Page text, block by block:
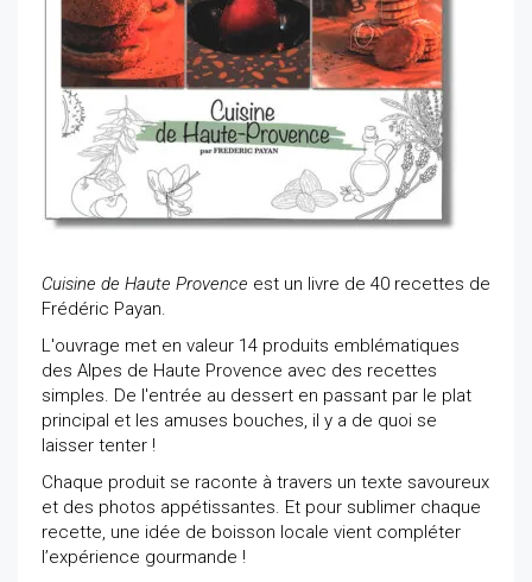
Cuisine de Haute Provence est un livre de 40 recettes de
Frédéric Payan.
L'ouvrage met en valeur 14 produits emblématiques
des Alpes de Haute Provence avec des recettes
simples. De l'entrée au dessert en passant par le plat
principal et les amuses bouches, il y a de quoi se
laisser tenter !
Chaque produit se raconte à travers un texte savoureux
et des photos appétissantes. Et pour sublimer chaque
recette, une idée de boisson locale vient compléter
l’expérience gourmande !